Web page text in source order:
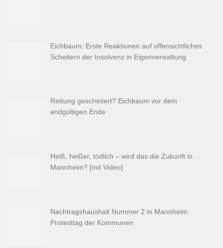
Eichbaum: Erste Reaktionen auf offensichtliches
Scheitern der Insolvenz in Eigenverwaltung
Rettung gescheitert? Eichbaum vor dem
endgültigen Ende
Heiß, heißer, tödlich – wird das die Zukunft in
Mannheim? [mit Video]
Nachtragshaushalt Nummer 2 in Mannheim.
Protesttag der Kommunen